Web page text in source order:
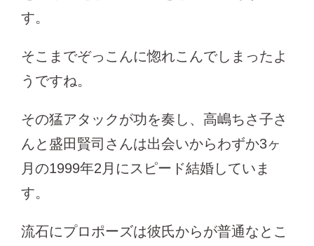
す。
そこまでぞっこんに惚れこんでしまったよ
うですね。
その猛アタックが功を奏し、高嶋ちさ子さ
んと盛田賢司さんは出会いからわずか3ヶ
月の1999年2月にスピード結婚していま
す。
流石にプロポーズは彼氏からが普通なとこ